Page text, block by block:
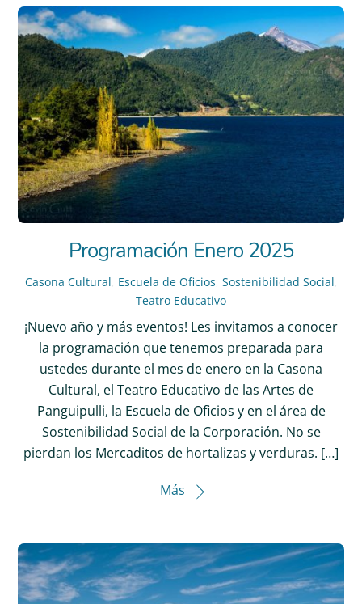
Programación Enero 2025
Casona Cultural, Escuela de Oficios, Sostenibilidad Social,
Teatro Educativo
¡Nuevo año y más eventos! Les invitamos a conocer
la programación que tenemos preparada para
ustedes durante el mes de enero en la Casona
Cultural, el Teatro Educativo de las Artes de
Panguipulli, la Escuela de Oficios y en el área de
Sostenibilidad Social de la Corporación. No se
pierdan los Mercaditos de hortalizas y verduras. […]
Más